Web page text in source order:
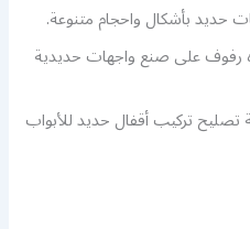
حديد بأشكال واحجام متنوعة.
رفوف على صنع واجهات حديدية
تركيب أقفال حديد للأبواب